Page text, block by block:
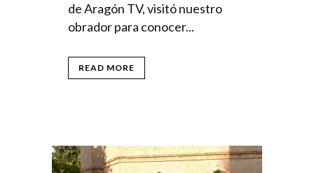
de Aragón TV, visitó nuestro
obrador para conocer...
READ MORE